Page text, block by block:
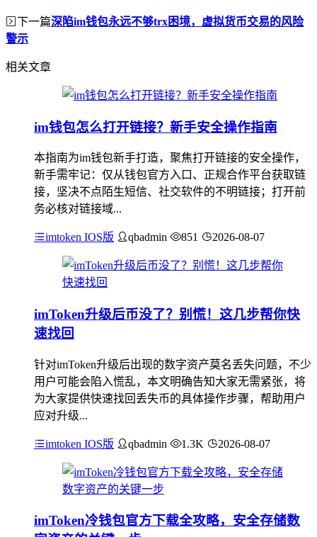
下一篇深陷im钱包永远不够trx困境，虚拟货币交易的风险
警示
相关文章
im钱包怎么打开链接？新手安全操作指南
本指南为im钱包新手打造，聚焦打开链接的安全操作，
新手需牢记：仅从钱包官方入口、正规合作平台获取链
接，坚决不点陌生短信、社交软件的不明链接；打开前
务必核对链接域...
imtoken IOS版 qbadmin 851 2026-08-07
imToken升级后币没了？别慌！这几步帮你快
速找回
针对imToken升级后出现的数字资产莫名丢失问题，不少
用户可能会陷入慌乱，本文明确告知大家无需紧张，将
为大家提供快速找回丢失币的具体操作步骤，帮助用户
应对升级...
imtoken IOS版 qbadmin 1.3K 2026-08-07
imToken冷钱包官方下载全攻略，安全存储数